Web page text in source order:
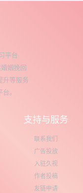
平台
姻挽回
升等服务
。
支持与服务
联系我们
广告投放
入驻久视
作者投稿
友链申请